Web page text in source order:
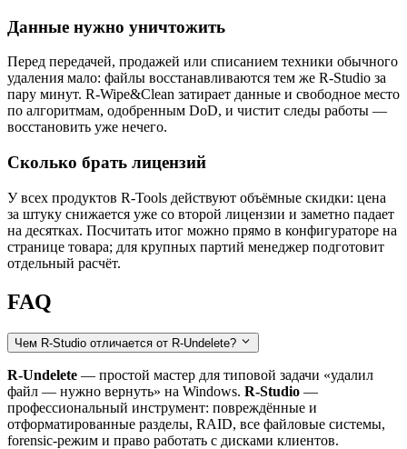
Данные нужно уничтожить
Перед передачей, продажей или списанием техники обычного
удаления мало: файлы восстанавливаются тем же R-Studio за
пару минут. R-Wipe&Clean затирает данные и свободное место
по алгоритмам, одобренным DoD, и чистит следы работы —
восстановить уже нечего.
Сколько брать лицензий
У всех продуктов R-Tools действуют объёмные скидки: цена
за штуку снижается уже со второй лицензии и заметно падает
на десятках. Посчитать итог можно прямо в конфигураторе на
странице товара; для крупных партий менеджер подготовит
отдельный расчёт.
FAQ
Чем R-Studio отличается от R-Undelete?
R-Undelete — простой мастер для типовой задачи «удалил
файл — нужно вернуть» на Windows. R-Studio —
профессиональный инструмент: повреждённые и
отформатированные разделы, RAID, все файловые системы,
forensic-режим и право работать с дисками клиентов.